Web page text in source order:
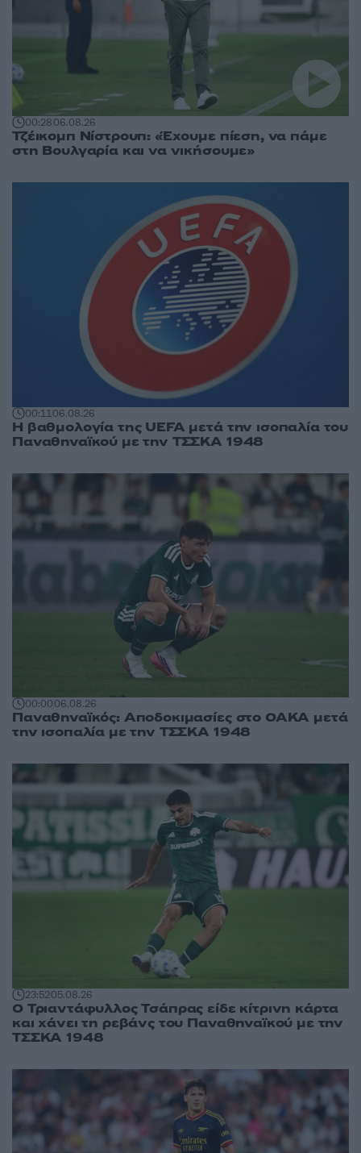
00:2806.08.26
Τζέικομπ Νίστρουπ: «Έχουμε πίεση, να πάμε
στη Βουλγαρία και να νικήσουμε»
00:1106.08.26
Η βαθμολογία της UEFA μετά την ισοπαλία του
Παναθηναϊκού με την ΤΣΣΚΑ 1948
00:0006.08.26
Παναθηναϊκός: Αποδοκιμασίες στο ΟΑΚΑ μετά
την ισοπαλία με την ΤΣΣΚΑ 1948
23:5205.08.26
Ο Τριαντάφυλλος Τσάπρας είδε κίτρινη κάρτα
και χάνει τη ρεβάνς του Παναθηναϊκού με την
ΤΣΣΚΑ 1948